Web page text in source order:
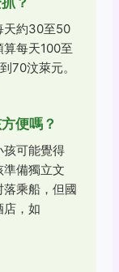
天約30至50
每天100至
70汶萊元。
便嗎？
孩可能覺得
備獨立文
乘船，但國
店，如